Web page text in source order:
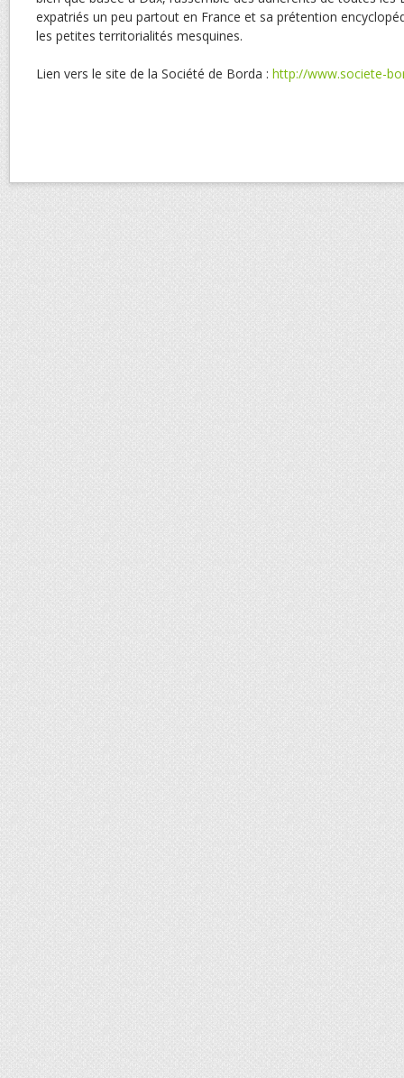
expatriés un peu partout en France et sa prétention
les petites territorialités mesquines.
Lien vers le site de la Société de Borda : http://www.societe-